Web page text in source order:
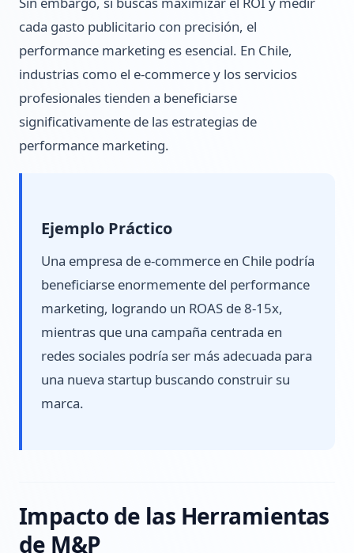
cada gasto publicitario con precisión, el
performance marketing es esencial. En Chile,
industrias como el e-commerce y los servicios
profesionales tienden a beneficiarse
significativamente de las estrategias de
performance marketing.
Ejemplo Práctico
Una empresa de e-commerce en Chile podría
beneficiarse enormemente del performance
marketing, logrando un ROAS de 8-15x,
mientras que una campaña centrada en
redes sociales podría ser más adecuada para
una nueva startup buscando construir su
marca.
Impacto de las Herramientas
de M&P